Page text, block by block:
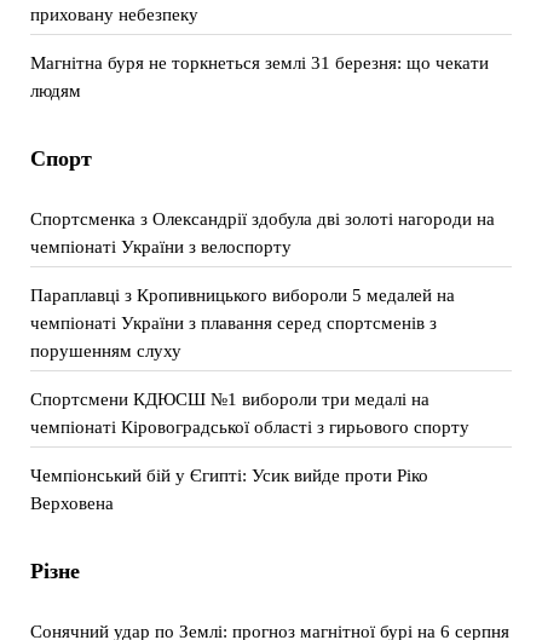
приховану небезпеку
Магнітна буря не торкнеться землі 31 березня: що чекати
людям
Спорт
Спортсменка з Олександрії здобула дві золоті нагороди на
чемпіонаті України з велоспорту
Параплавці з Кропивницького вибороли 5 медалей на
чемпіонаті України з плавання серед спортсменів з
порушенням слуху
Спортсмени КДЮСШ №1 вибороли три медалі на
чемпіонаті Кіровоградської області з гирьового спорту
Чемпіонський бій у Єгипті: Усик вийде проти Ріко
Верховена
Різне
Сонячний удар по Землі: прогноз магнітної бурі на 6 серпня